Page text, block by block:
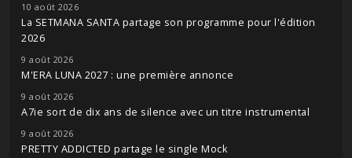
10 août 2026
La SETMANA SANTA partage son programme pour l'édition
2026
9 août 2026
M'ERA LUNA 2027 : une première annonce
9 août 2026
A7ie sort de dix ans de silence avec un titre instrumental
9 août 2026
PRETTY ADDICTED partage le single Mock